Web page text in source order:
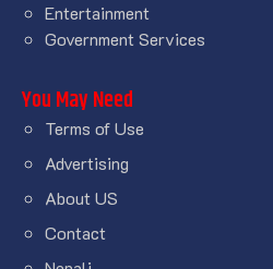
Entertainment
Government Services
You May Need
Terms of Use
Advertising
About US
Contact